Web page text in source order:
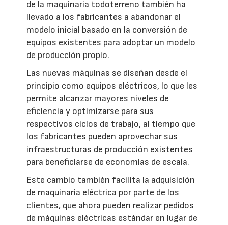
de la maquinaria todoterreno también ha
llevado a los fabricantes a abandonar el
modelo inicial basado en la conversión de
equipos existentes para adoptar un modelo
de producción propio.
Las nuevas máquinas se diseñan desde el
principio como equipos eléctricos, lo que les
permite alcanzar mayores niveles de
eficiencia y optimizarse para sus
respectivos ciclos de trabajo, al tiempo que
los fabricantes pueden aprovechar sus
infraestructuras de producción existentes
para beneficiarse de economías de escala.
Este cambio también facilita la adquisición
de maquinaria eléctrica por parte de los
clientes, que ahora pueden realizar pedidos
de máquinas eléctricas estándar en lugar de